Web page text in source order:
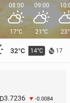
32°C 14°C 17
08:00
17°C
09:00
21°C
3.7236 -0.0084